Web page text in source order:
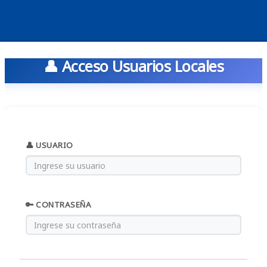
👤 Acceso Usuarios Locales
👤 USUARIO
🔑 CONTRASEÑA